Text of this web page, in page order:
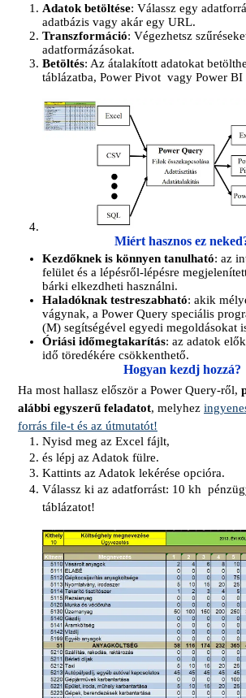
Adatok betöltése: Válassz egy
adatbázis vagy akár egy URL.
Transzformáció: Végezhetsz
adatformázásokat.
Betöltés: Az átalakított adatokat
táblázatba, Power Pivot vagy Power BI
Miért hasznos ez
Kezdőknek is könnyen tanulható: az
felület és a lépésről-lépésre
bárki elkezdheti használni.
Haladóknak testreszabható: akik
vágynak, a Power Query speciális
(M) segítségével egyedi megoldásokat
Óriási időmegtakarítás: az adatok
idő töredékére csökkenthető.
Hogyan kezdj hozzá?
Ha most hallasz először a Power Query-ről,
alábbi egyszerű feladatot, melyhez
forrás file-t és az útmutatót!
Nyisd meg az Excel fájlt,
és lépj azAdatok fülre.
Kattints az Adatok lekérése opcióra.
Válassz ki az adatforrást: 10 kh
táblázatot!